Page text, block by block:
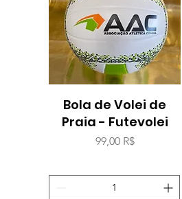
Aperçu rapide
Bola de Volei de
Praia - Futevolei
Prix
99,00 R$